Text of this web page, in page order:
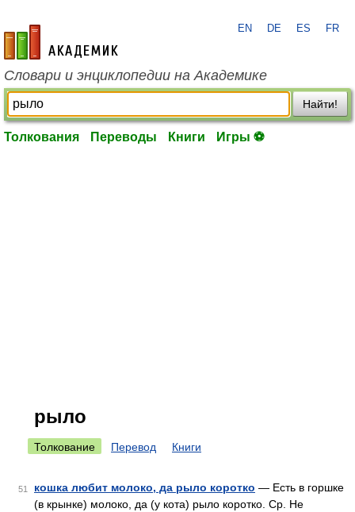
academic.ru
EN DE ES FR
Словари и энциклопедии на Академике
Найти!
Толкования Переводы Книги Игры ⚽
рыло
Толкование Перевод Книги
51 кошка любит молоко, да рыло коротко — Есть в горшке
(в крынке) молоко, да (у кота) рыло коротко. Ср. Не